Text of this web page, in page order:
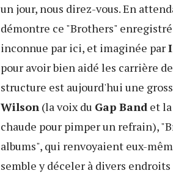
un jour, nous direz-vous. En
démontre ce "Brothers"
inconnue par ici, et imaginée par
pour avoir bien aidé les carrière de
structure est aujourd'hui une
Wilson(la voix du Gap Bandet la
chaude pour pimper un refrain),
albums", qui renvoyaient eux-
semble y déceler à divers